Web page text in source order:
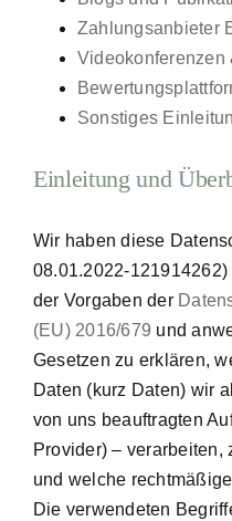
Zahlungsanbieter
Videokonferenzen
Sonstiges
Einleitung und
Wir haben diese
08.01.2022-
der Vorgaben der
(EU) 2016/679 und
Gesetzen zu erklären,
Daten (kurz Daten) wir
von uns beauftragten
Provider) – verarbeiten,
und welche
Die verwendeten